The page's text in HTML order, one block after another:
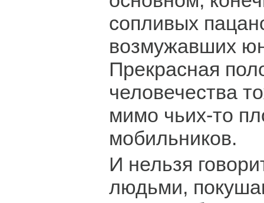
сопливых
возмужавших
Прекрасная
человечества
мимо чьих-то
мобильников.
И нельзя
людьми,